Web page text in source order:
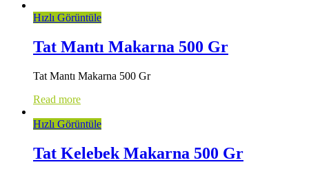
Hızlı Görüntüle
Tat Mantı Makarna 500 Gr
Tat Mantı Makarna 500 Gr
Read more
Hızlı Görüntüle
Tat Kelebek Makarna 500 Gr